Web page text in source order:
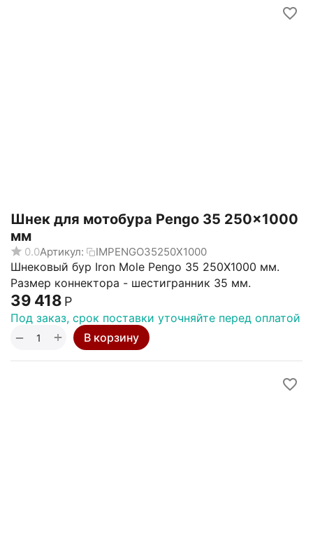
Шнек для мотобура Pengo 35 250x1000
мм
0.0Артикул: IMPENGO35250X1000
Шнековый бур Iron Mole Pengo 35 250X1000 мм.
Размер коннектора - шестигранник 35 мм.
39 418 Р
Под заказ, срок поставки уточняйте перед оплатой
+
− В корзину